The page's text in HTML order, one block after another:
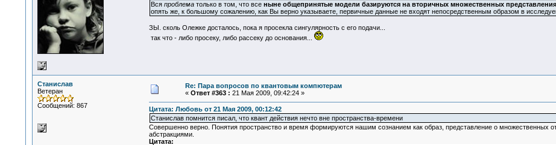
Вся проблематолько в том, что все ныне общепринятые модели базируются на вторичных множественных
опять же, к большому сожалению, как Вы верно указываете, первичные данные не входят непосредственным образом в
ЗЫ. сколь Олежке досталось, пока я просекла сингулярность с его подачи...
так что - либо просеку, либо рассеку до основания...
Станислав
Ветеран
Сообщений: 867
Re: Пара вопросов по квантовым компютерам
« Ответ #363 : 21 Мая 2009, 09:42:24 »
Цитата: Любовь от 21 Мая 2009, 00:12:42
Станислав помнится писал, что квант действия нечто вне пространства-времени
Совершенно верно. Понятия пространство и время формируются нашим сознанием как образ, представление о множественных
абстракциями.
Цитата: